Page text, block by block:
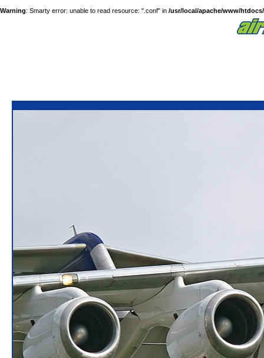
Warning: Smarty error: unable to read resource: ".conf" in /usr/local/apache/www/